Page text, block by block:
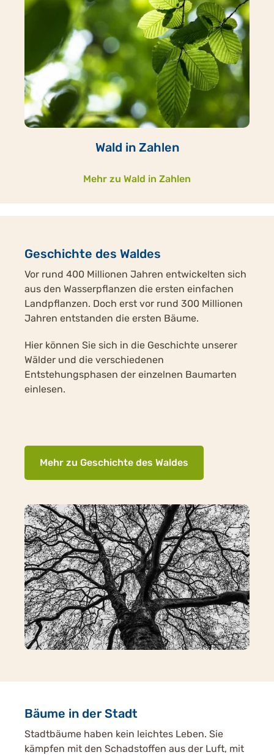
Wald in Zahlen
Mehr zu Wald in Zahlen
Geschichte des Waldes
Vor rund 400 Millionen Jahren entwickelten sich
aus den Wasserpflanzen die ersten einfachen
Landpflanzen. Doch erst vor rund 300 Millionen
Jahren entstanden die ersten Bäume.
Hier können Sie sich in die Geschichte unserer
Wälder und die verschiedenen
Entstehungsphasen der einzelnen Baumarten
einlesen.
Mehr zu Geschichte des Waldes
Bäume in der Stadt
Stadtbäume haben kein leichtes Leben. Sie
kämpfen mit den Schadstoffen aus der Luft, mit